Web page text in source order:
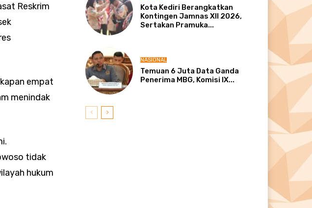
Reskrim
empat
menindak
tidak
hukum
Kota Kediri Berangkatkan
Kontingen Jamnas XII 2026,
Sertakan Pramuka...
NASIONAL
Temuan 6 Juta Data Ganda
Penerima MBG, Komisi IX...